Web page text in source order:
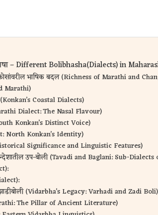
– Different Bolibhasha(Dialects) in
भाषिक बदल (Richness of Marathi and
Marathi)
Coastal Dialects)
Dialect: The Nasal Flavour)
Konkan’s Distinct Voice)
North Konkan’s Identity)
Significance and Linguistic Features)
उप-बोली (Tavadi and Baglani: Sub-
(Vidarbha’s Legacy: Varhadi and Zadi Boli)
The Pillar of Ancient Literature)